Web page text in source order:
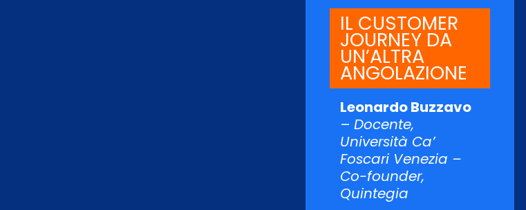
IL CUSTOMER
JOURNEY DA
UN’ALTRA
ANGOLAZIONE
Leonardo Buzzavo
– Docente,
Università Ca’
Foscari Venezia –
Co-founder,
Quintegia